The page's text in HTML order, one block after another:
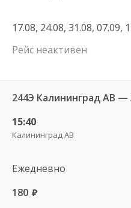
Рейс неактивен
244Э Калининград АВ
15:40
Калининград АВ
Ежедневно
180 руб.